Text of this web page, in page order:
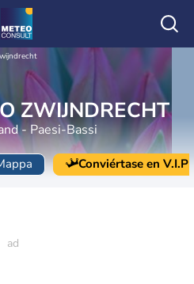
ZWIJNDRECHT
- Paesi-Bassi
Conviértase en V.I.P